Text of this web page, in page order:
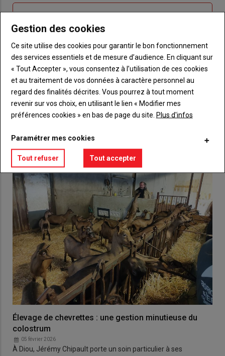
titre
TITRE CRÉEZ UN COMPTE
BodyChoisissez votre formule et créez votre
compte pour accéder à tout {nom-site}.
Lien Créez un compte
Élevage de chevrettes : une gestion minutieuse du
colostrum
05 février 2026
À Diou, Jérémy Chipault porte un soin particulier à ses
Gestion des cookies
Ce site utilise des cookies pour garantir le bon fonctionnement
des services essentiels et de mesure d’audience. En cliquant sur
« Tout Accepter », vous consentez à l’utilisation de ces cookies
et au traitement de vos données à caractère personnel au
regard des finalités décrites. Vous pourrez à tout moment
revenir sur vos choix, en utilisant le lien « Modifier mes
préférences cookies » en bas de page du site. Plus d'infos
Paramétrer mes cookies
Tout refuser Tout accepter